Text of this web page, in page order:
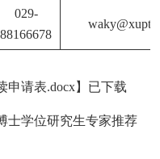
029-
88166678
申请表.docx】已下载
士学位研究生专家推荐